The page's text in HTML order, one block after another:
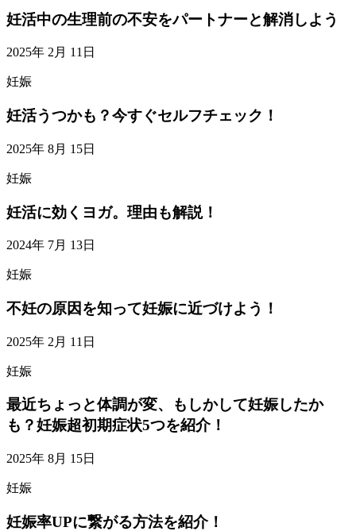
妊活中の生理前の不安をパートナーと解消しよう
2025年 2月 11日
妊娠
妊活うつかも？今すぐセルフチェック！
2025年 8月 15日
妊娠
妊活に効くヨガ。理由も解説！
2024年 7月 13日
妊娠
不妊の原因を知って妊娠に近づけよう！
2025年 2月 11日
妊娠
最近ちょっと体調が変、もしかして妊娠したか
も？妊娠超初期症状5つを紹介！
2025年 8月 15日
妊娠
妊娠率UPに繋がる方法を紹介！